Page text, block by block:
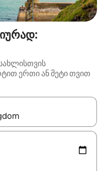
ერთი ან მეტი თვით
გახდება, ნავიგაციისთვის